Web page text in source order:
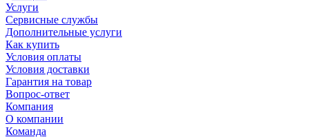
Услуги
Сервисные службы
Дополнительные услуги
Как купить
Условия оплаты
Условия доставки
Гарантия на товар
Вопрос-ответ
Компания
О компании
Команда